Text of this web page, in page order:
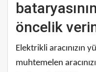
öncelik
Elektrikli aracınızın
muhtemelen